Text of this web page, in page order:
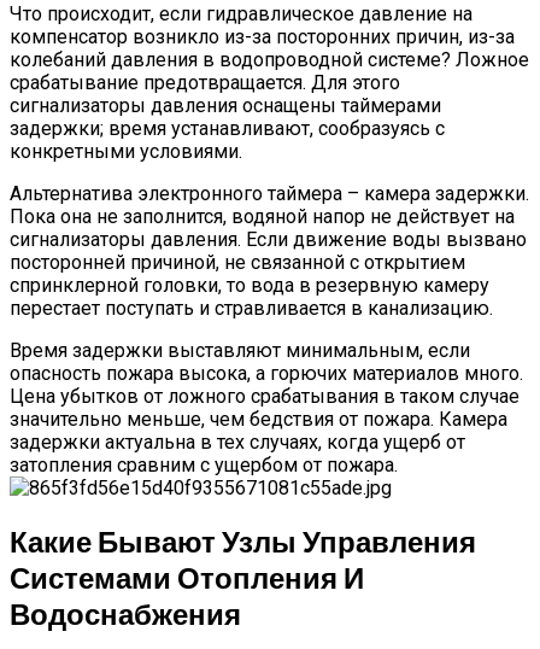
Что происходит, если гидравлическое давление на
компенсатор возникло из-за посторонних причин, из-за
колебаний давления в водопроводной системе? Ложное
срабатывание предотвращается. Для этого
сигнализаторы давления оснащены таймерами
задержки; время устанавливают, сообразуясь с
конкретными условиями.
Альтернатива электронного таймера – камера задержки.
Пока она не заполнится, водяной напор не действует на
сигнализаторы давления. Если движение воды вызвано
посторонней причиной, не связанной с открытием
спринклерной головки, то вода в резервную камеру
перестает поступать и стравливается в канализацию.
Время задержки выставляют минимальным, если
опасность пожара высока, а горючих материалов много.
Цена убытков от ложного срабатывания в таком случае
значительно меньше, чем бедствия от пожара. Камера
задержки актуальна в тех случаях, когда ущерб от
затопления сравним с ущербом от пожара.
Какие Бывают Узлы Управления
Системами Отопления И
Водоснабжения